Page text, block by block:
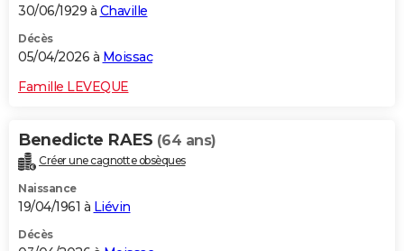
30/06/1929 à Chaville
Décès
05/04/2026 à Moissac
Famille LEVEQUE
Benedicte RAES (64 ans)
Créer une cagnotte obsèques
Naissance
19/04/1961 à Liévin
Décès